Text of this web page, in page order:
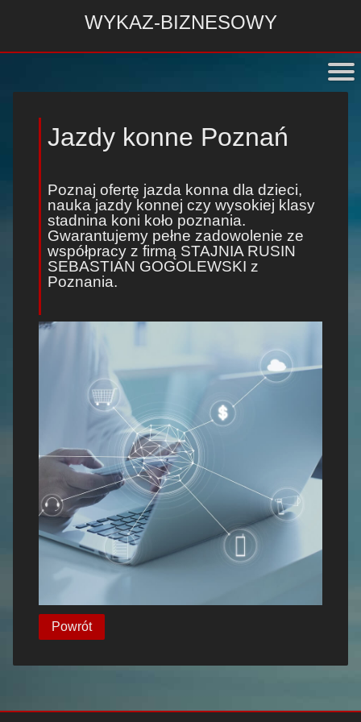
WYKAZ-BIZNESOWY
Jazdy konne Poznań
Poznaj ofertę jazda konna dla dzieci,
nauka jazdy konnej czy wysokiej klasy
stadnina koni koło poznania.
Gwarantujemy pełne zadowolenie ze
współpracy z firmą STAJNIA RUSIN
SEBASTIAN GOGOLEWSKI z
Poznania.
Powrót